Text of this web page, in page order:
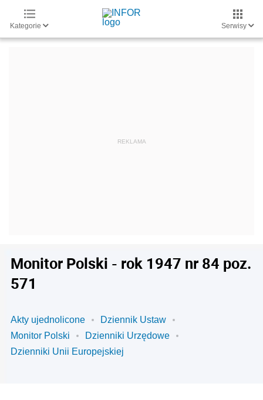
Kategorie Serwisy
Monitor Polski - rok 1947 nr 84 poz.
571
Akty ujednolicone
Dziennik Ustaw
Monitor Polski
Dzienniki Urzędowe
Dzienniki Unii Europejskiej